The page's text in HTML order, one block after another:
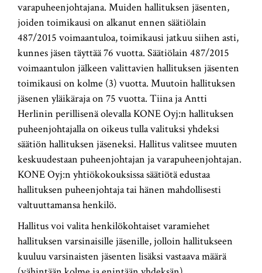
varapuheenjohtajana. Muiden hallituksen jäsenten,
joiden toimikausi on alkanut ennen säätiölain
487/2015 voimaantuloa, toimikausi jatkuu siihen asti,
kunnes jäsen täyttää 76 vuotta. Säätiölain 487/2015
voimaantulon jälkeen valittavien hallituksen jäsenten
toimikausi on kolme (3) vuotta. Muutoin hallituksen
jäsenen yläikäraja on 75 vuotta. Tiina ja Antti
Herlinin perillisenä olevalla KONE Oyj:n hallituksen
puheenjohtajalla on oikeus tulla valituksi yhdeksi
säätiön hallituksen jäseneksi. Hallitus valitsee muuten
keskuudestaan puheenjohtajan ja varapuheenjohtajan.
KONE Oyj:n yhtiökokouksissa säätiötä edustaa
hallituksen puheenjohtaja tai hänen mahdollisesti
valtuuttamansa henkilö.
Hallitus voi valita henkilökohtaiset varamiehet
hallituksen varsinaisille jäsenille, jolloin hallitukseen
kuuluu varsinaisten jäsenten lisäksi vastaava määrä